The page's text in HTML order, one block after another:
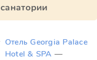
санатории
Отель Georgia Palace
Hotel & SPA —